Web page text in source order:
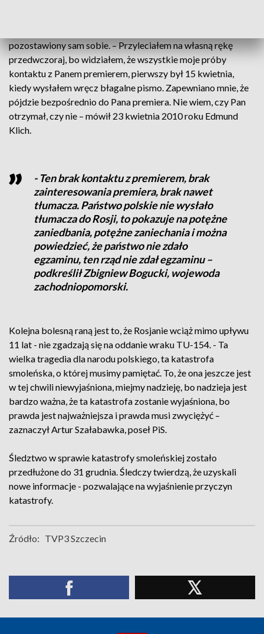
pozostawiony sam sobie. – Przyleciałem na własną rękę
przedwczoraj, bo widziałem, że wszystkie moje próby
kontaktu z Panem premierem, pierwszy był 15 kwietnia,
kiedy wysłałem wręcz błagalne pismo. Zapewniano mnie, że
pójdzie bezpośrednio do Pana premiera. Nie wiem, czy Pan
otrzymał, czy nie – mówił 23 kwietnia 2010 roku Edmund
Klich.
- Ten brak kontaktu z premierem, brak
zainteresowania premiera, brak nawet
tłumacza. Państwo polskie nie wysłało
tłumacza do Rosji, to pokazuje na potężne
zaniedbania, potężne zaniechania i można
powiedzieć, że państwo nie zdało
egzaminu, ten rząd nie zdał egzaminu –
podkreślił Zbigniew Bogucki, wojewoda
zachodniopomorski.
Kolejna bolesną raną jest to, że Rosjanie wciąż mimo upływu
11 lat - nie zgadzają się na oddanie wraku TU-154. - Ta
wielka tragedia dla narodu polskiego, ta katastrofa
smoleńska, o której musimy pamiętać. To, że ona jeszcze jest
w tej chwili niewyjaśniona, miejmy nadzieję, bo nadzieja jest
bardzo ważna, że ta katastrofa zostanie wyjaśniona, bo
prawda jest najważniejsza i prawda musi zwyciężyć –
zaznaczył Artur Szałabawka, poseł PiS.
Śledztwo w sprawie katastrofy smoleńskiej zostało
przedłużone do 31 grudnia. Śledczy twierdzą, że uzyskali
nowe informacje - pozwalające na wyjaśnienie przyczyn
katastrofy.
Źródło: TVP3 Szczecin